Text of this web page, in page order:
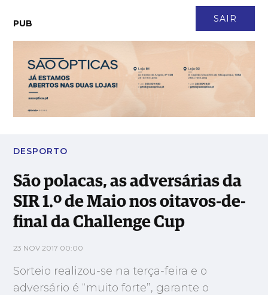
SAIR
PUB
São polacas, as adversárias da SIR 1.º de Maio nos oitavos-de-
final da Challenge Cup
DESPORTO
São polacas, as adversárias da
SIR 1.º de Maio nos oitavos-de-
final da Challenge Cup
23 NOV 2017 00:00
Sorteio realizou-se na terça-feira e o
adversário é “muito forte”, garante o